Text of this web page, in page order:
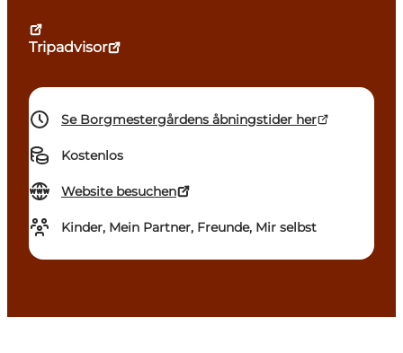
Tripadvisor
Se Borgmestergårdens åbningstider her
Kostenlos
Website besuchen
Kinder, Mein Partner, Freunde, Mir selbst